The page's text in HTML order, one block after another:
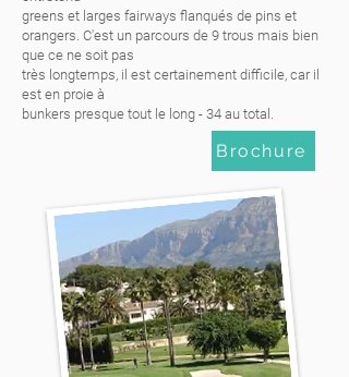
greens et larges fairways flanqués de pins et
orangers. C'est un parcours de 9 trous mais bien
que ce ne soit pas
très longtemps, il est certainement difficile, car il
est en proie à
bunkers presque tout le long - 34 au total.
Brochure